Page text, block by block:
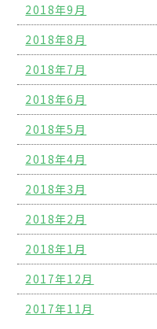
2018年9月
2018年8月
2018年7月
2018年6月
2018年5月
2018年4月
2018年3月
2018年2月
2018年1月
2017年12月
2017年11月